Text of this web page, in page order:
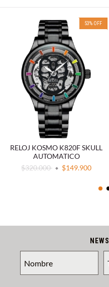
53% OFF
RELOJ KOSMO K820F SKULL
AUTOMATICO
$320.000
$149.900